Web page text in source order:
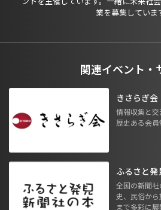
業を募集していま
関連イベント・
きさらぎ会
情報収集と
歴史ある会
ふるさと発
全国の新聞
史、民俗か
まで多彩に展